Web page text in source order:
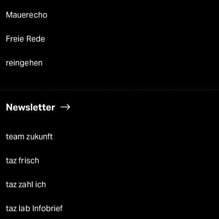
Mauerecho
Freie Rede
reingehen
Newsletter
team zukunft
taz frisch
taz zahl ich
taz lab Infobrief